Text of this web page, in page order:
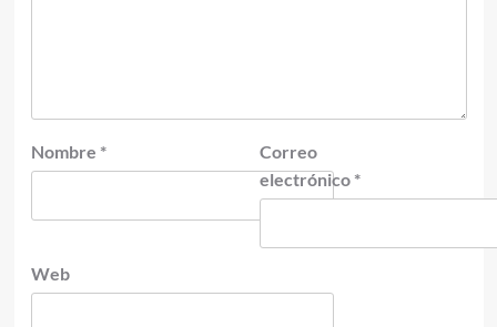
Nombre *
Correo
electrónico *
Web